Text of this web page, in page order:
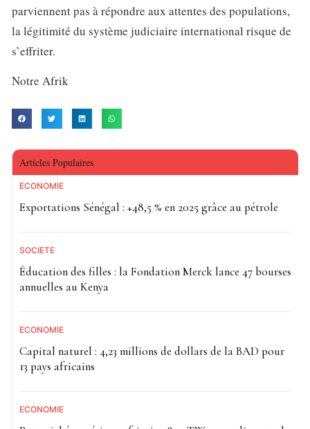
parviennent pas à répondre aux attentes des populations,
la légitimité du système judiciaire international risque de
s’effriter.
Notre Afrik
Articles Populaires
ECONOMIE
Exportations Sénégal : +48,5 % en 2025 grâce au pétrole
SOCIETE
Éducation des filles : la Fondation Merck lance 47 bourses
annuelles au Kenya
ECONOMIE
Capital naturel : 4,23 millions de dollars de la BAD pour
13 pays africains
ECONOMIE